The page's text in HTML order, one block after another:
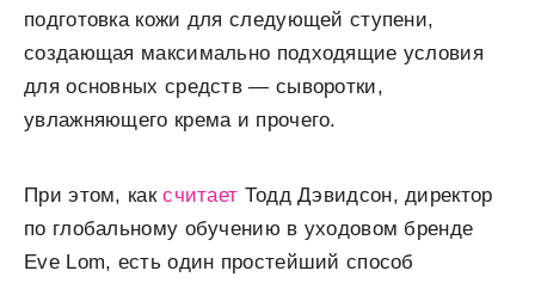
подготовка кожи для следующей ступени,
создающая максимально подходящие условия
для основных средств — сыворотки,
увлажняющего крема и прочего.
При этом, каксчитает Тодд Дэвидсон, директор
по глобальному обучению в уходовом бренде
Eve Lom, есть один простейший способ